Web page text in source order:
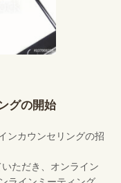
グの開始
ンカウンセリングの招
ただき、オンライン